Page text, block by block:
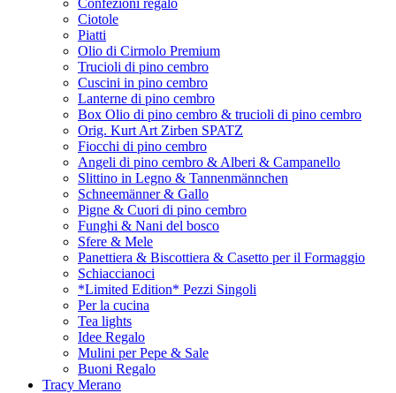
Ciotole
Piatti
Olio di Cirmolo Premium
Trucioli di pino cembro
Cuscini in pino cembro
Lanterne di pino cembro
Box Olio di pino cembro & trucioli di pino cembro
Orig. Kurt Art Zirben SPATZ
Fiocchi di pino cembro
Angeli di pino cembro & Alberi & Campanello
Slittino in Legno & Tannenmännchen
Schneemänner & Gallo
Pigne & Cuori di pino cembro
Funghi & Nani del bosco
Sfere & Mele
Panettiera & Biscottiera & Casetto per il Formaggio
Schiaccianoci
*Limited Edition* Pezzi Singoli
Per la cucina
Tea lights
Idee Regalo
Mulini per Pepe & Sale
Buoni Regalo
Tracy Merano